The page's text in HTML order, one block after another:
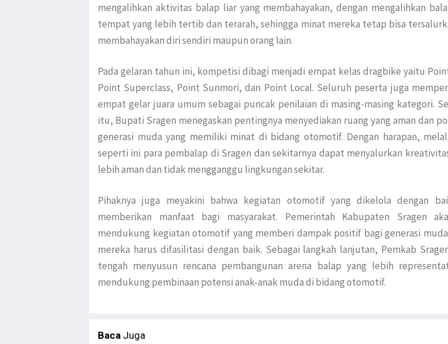
mengalihkan aktivitas balap liar yang membahayakan, dengan mengalihkan
tempat yang lebih tertib dan terarah, sehingga minat mereka tetap bisa
membahayakan diri sendiri maupun orang lain.
Pada gelaran tahun ini, kompetisi dibagi menjadi empat kelas dragbike yaitu
Point Superclass, Point Sunmori, dan Point Local. Seluruh peserta juga
empat gelar juara umum sebagai puncak penilaian di masing-masing kategori.
itu, Bupati Sragen menegaskan pentingnya menyediakan ruang yang aman dan
generasi muda yang memiliki minat di bidang otomotif. Dengan harapan,
seperti ini para pembalap di Sragen dan sekitarnya dapat menyalurkan
lebih aman dan tidak mengganggu lingkungan sekitar.
Pihaknya juga meyakini bahwa kegiatan otomotif yang dikelola dengan
memberikan manfaat bagi masyarakat. Pemerintah Kabupaten Sragen
mendukung kegiatan otomotif yang memberi dampak positif bagi generasi
mereka harus difasilitasi dengan baik. Sebagai langkah lanjutan, Pemkab
tengah menyusun rencana pembangunan arena balap yang lebih
mendukung pembinaan potensi anak-anak muda di bidang otomotif.
Baca Juga